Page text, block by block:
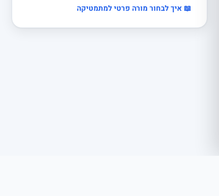
📖 איך לבחור מורה פרטי למתמטיקה